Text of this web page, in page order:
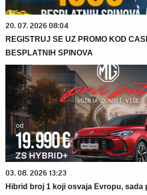
20. 07. 2026 08:04
REGISTRUJ SE UZ PROMO KOD
BESPLATNIH SPINOVA
03. 08. 2026 13:23
Hibrid broj 1 koji osvaja Evropu, sada